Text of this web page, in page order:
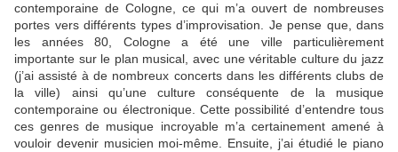
contemporaine de Cologne, ce qui m’a ouvert de nombreuses
portes vers différents types d’improvisation. Je pense que, dans
les années 80, Cologne a été une ville particulièrement
importante sur le plan musical, avec une véritable culture du jazz
(j’ai assisté à de nombreux concerts dans les différents clubs de
la ville) ainsi qu’une culture conséquente de la musique
contemporaine ou électronique. Cette possibilité d’entendre tous
ces genres de musique incroyable m’a certainement amené à
vouloir devenir musicien moi-même. Ensuite, j’ai étudié le piano